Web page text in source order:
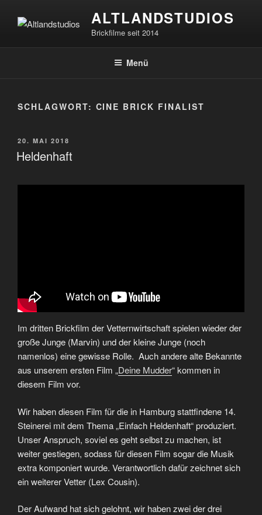
Inhalt
ALTLANDSTUDIOS
Brickfilme seit 2014
Menü
SCHLAGWORT: CINE BRICK FINALIST
VERÖFFENTLICHT
AM
20. MAI 2018
Heldenhaft
Im dritten Brickfilm der Vetternwirtschaft spielen wieder der
große Junge (Marvin) und der kleine Junge (noch
namenlos) eine gewisse Rolle. Auch andere alte Bekannte
aus unserem ersten Film „Deine Mudder“ kommen in
diesem Film vor.
Wir haben diesen Film für die in Hamburg stattfindene 14.
Steinerei mit dem Thema „Einfach Heldenhaft“ produziert.
Unser Anspruch, soviel es geht selbst zu machen, ist
weiter gestiegen, sodass für diesen Film sogar die Musik
extra komponiert wurde. Verantwortlich dafür zeichnet sich
ein weiterer Vetter (Lex Cousin).
Der Aufwand hat sich gelohnt, wir haben zwei der drei